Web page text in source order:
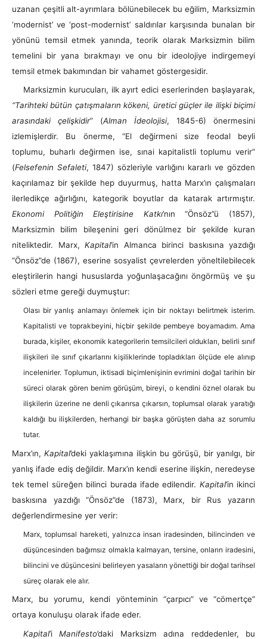
uzanan çeşitli alt-ayrımlara bölünebilecek bu eğilim, Marksizmin
‘modernist’ ve ‘post-modernist’ saldırılar karşısında bunalan bir
yönünü temsil etmek yanında, teorik olarak Marksizmin bilim
temelini bir yana bırakmayı ve onu bir ideolojiye indirgemeyi
temsil etmek bakımından bir vahamet göstergesidir.
Marksizmin kurucuları, ilk ayırt edici eserlerinden başlayarak,
“Tarihteki bütün çatışmaların kökeni, üretici güçler ile ilişki biçimi
arasındaki çelişkidir” (Alman İdeolojisi, 1845-6) önermesini
izlemişlerdir. Bu önerme, “El değirmeni size feodal beyli
toplumu, buharlı değirmen ise, sınai kapitalistli toplumu verir”
(Felsefenin Sefaleti, 1847) sözleriyle varlığını kararlı ve gözden
kaçırılamaz bir şekilde hep duyurmuş, hatta Marx’ın çalışmaları
ilerledikçe ağırlığını, kategorik boyutlar da katarak artırmıştır.
Ekonomi Politiğin Eleştirisine Katkı’nın “Önsöz”ü (1857),
Marksizmin bilim bileşenini geri dönülmez bir şekilde kuran
niteliktedir. Marx, Kapital’in Almanca birinci baskısına yazdığı
“Önsöz”de (1867), eserine sosyalist çevrelerden yöneltilebilecek
eleştirilerin hangi hususlarda yoğunlaşacağını öngörmüş ve şu
sözleri etme gereği duymuştur:
Olası bir yanlış anlamayı önlemek için bir noktayı belirtmek isterim.
Kapitalisti ve toprakbeyini, hiçbir şekilde pembeye boyamadım. Ama
burada, kişiler, ekonomik kategorilerin temsilcileri oldukları, belirli sınıf
ilişkileri ile sınıf çıkarlarını kişiliklerinde topladıkları ölçüde ele alınıp
incelenirler. Toplumun, iktisadi biçimlenişinin evrimini doğal tarihin bir
süreci olarak gören benim görüşüm, bireyi, o kendini öznel olarak bu
ilişkilerin üzerine ne denli çıkarırsa çıkarsın, toplumsal olarak yaratığı
kaldığı bu ilişkilerden, herhangi bir başka görüşten daha az sorumlu
tutar.
Marx’ın, Kapital’deki yaklaşımına ilişkin bu görüşü, bir yanılgı, bir
yanlış ifade ediş değildir. Marx’ın kendi eserine ilişkin, neredeyse
tek temel süreğen bilinci burada ifade edilendir. Kapital’in ikinci
baskısına yazdığı “Önsöz”de (1873), Marx, bir Rus yazarın
değerlendirmesine yer verir:
Marx, toplumsal hareketi, yalnızca insan iradesinden, bilincinden ve
düşüncesinden bağımsız olmakla kalmayan, tersine, onların iradesini,
bilincini ve düşüncesini belirleyen yasaların yönettiği bir doğal tarihsel
süreç olarak ele alır.
Marx, bu yorumu, kendi yönteminin “çarpıcı” ve “cömertçe”
ortaya konuluşu olarak ifade eder.
Kapital’iManifesto’daki Marksizm adına reddedenler, bu